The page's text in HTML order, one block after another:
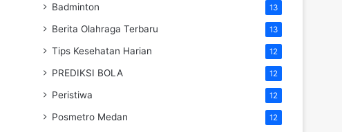
Badminton 13
Berita Olahraga Terbaru 13
Tips Kesehatan Harian 12
PREDIKSI BOLA 12
Peristiwa 12
Posmetro Medan 12